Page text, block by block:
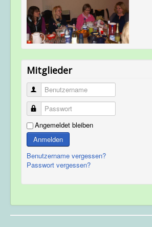
Mitglieder
Benutzername
Passwort
Angemeldet bleiben
Anmelden
Benutzername vergessen?
Passwort vergessen?